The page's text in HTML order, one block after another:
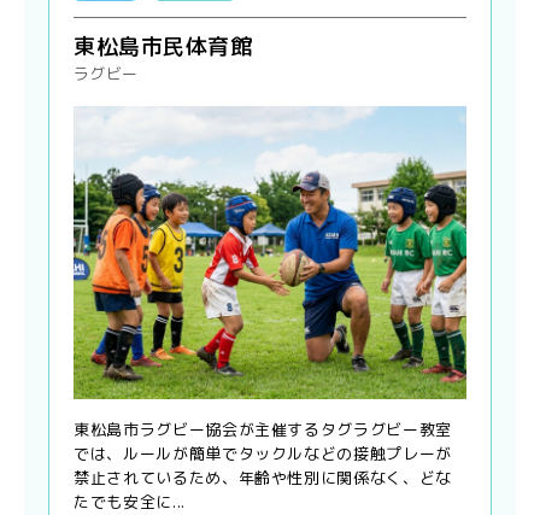
東松島市民体育館
ラグビー
東松島市ラグビー協会が主催するタグラグビー教室
では、ルールが簡単でタックルなどの接触プレーが
禁止されているため、年齢や性別に関係なく、どな
たでも安全に...